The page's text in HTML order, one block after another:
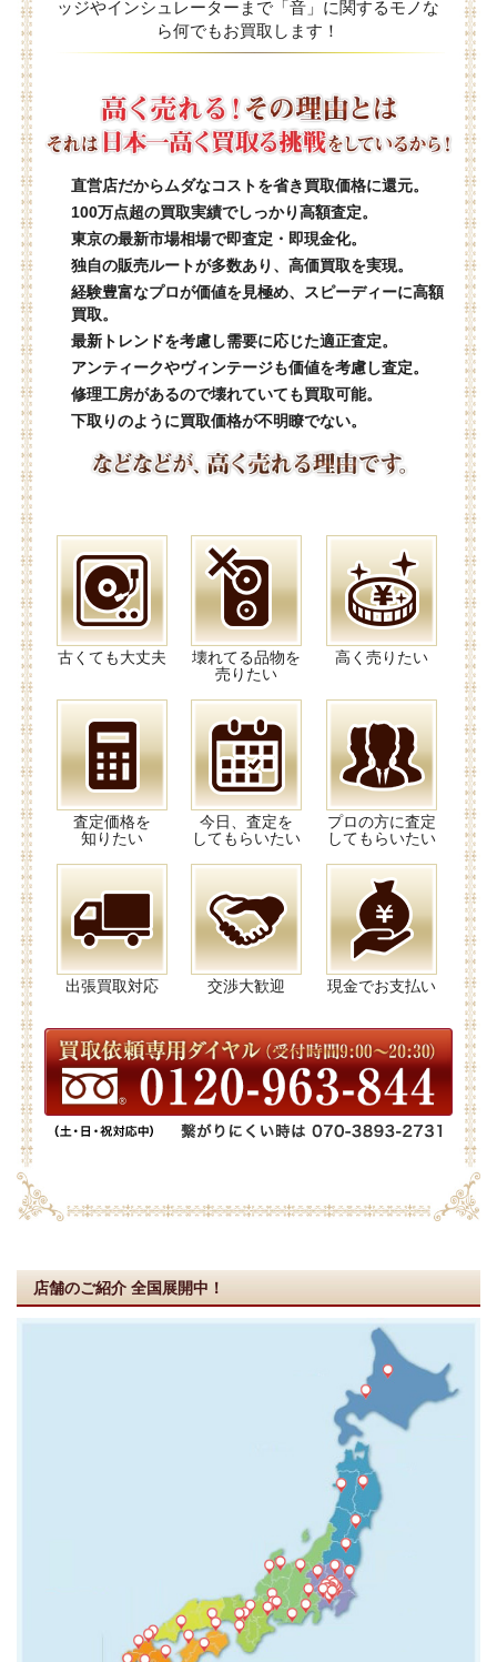
ッジやインシュレーターまで「音」に関するモノな
ら何でもお買取します！
直営店だからムダなコストを省き買取価格に還元。
100万点超の買取実績でしっかり高額査定。
東京の最新市場相場で即査定・即現金化。
独自の販売ルートが多数あり、高価買取を実現。
経験豊富なプロが価値を見極め、スピーディーに高額
買取。
最新トレンドを考慮し需要に応じた適正査定。
アンティークやヴィンテージも価値を考慮し査定。
修理工房があるので壊れていても買取可能。
下取りのように買取価格が不明瞭でない。
古くても大丈夫
壊れてる品物を
売りたい
高く売りたい
査定価格を
知りたい
今日、査定を
してもらいたい
プロの方に査定
してもらいたい
出張買取対応 交渉大歓迎 現金でお支払い
店舗のご紹介 全国展開中！